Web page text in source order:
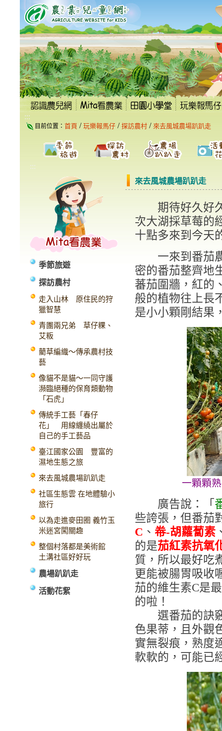
到
主
要
內
容
區
塊
:::
目前位置： 首頁 / 玩樂報馬仔 / 探訪農村 / 來去風城農場趴趴走
:::
季節旅遊
探訪農村
走入山林 原住民的狩
獵智慧
青團兩兄弟 草仔粿、
艾粄
藺草編織～傳承農村技
藝
像貓不是貓～一同守護
瀕臨絕種的保育類動物
「石虎」
傳統手工藝「春仔
花」 用線纏繞出屬於
自己的手工藝品
臺江國家公園 豐富的
濕地生態之旅
來去風城農場趴趴走
社區生態雲 在地體驗小
旅行
以為走進麥田圈 義竹玉
米迷宮闖關趣
整個村落都是美術館
土溝社區好好玩
農場趴趴走
活動花絮
來去風城農場趴趴走
期待好久好久
次大湖採草莓的
十點多來到今天
一來到番茄農
密的番茄整齊地
蕃茄圍牆，紅的
般的植物往上長
是小小顆剛結果
一顆顆
廣告說：「
些誇張，但番茄
C 、 帣-胡蘿蔔素
的是茄紅素抗氧
質，所以最好吃
更能被腸胃吸收
茄的維生素C是
的啦！
選番茄的訣竅
色果蒂，且外觀
實無裂痕，熟度
軟軟的，可能